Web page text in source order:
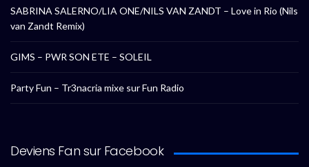
SABRINA SALERNO/LIA ONE/NILS VAN ZANDT – Love in Rio (Nils
van Zandt Remix)
GIMS – PWR SON ETE – SOLEIL
Party Fun – Tr3nacria mixe sur Fun Radio
Deviens Fan sur Facebook